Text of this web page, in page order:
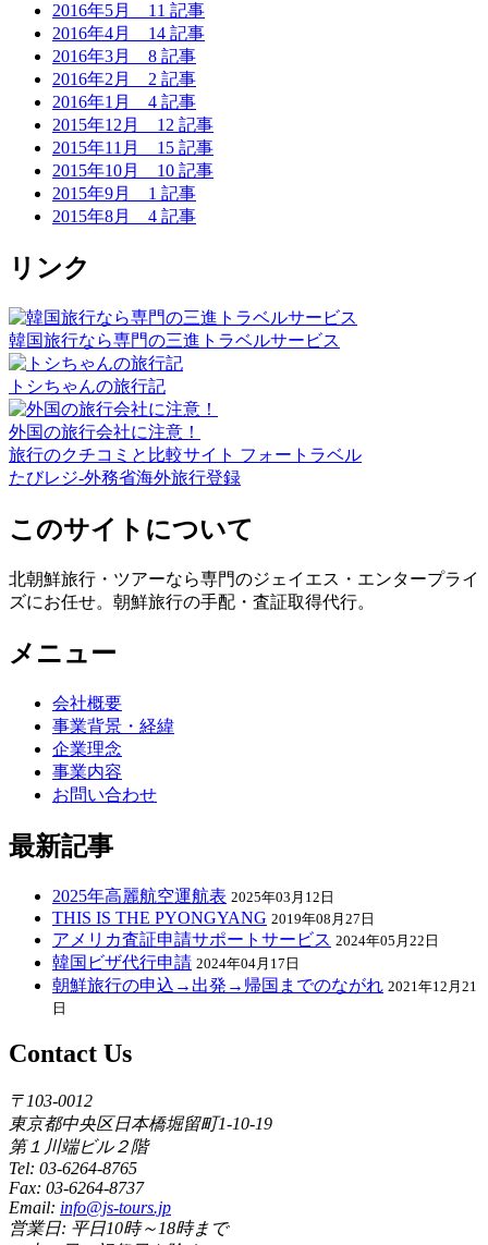
2016年5月 11 記事
2016年4月 14 記事
2016年3月 8 記事
2016年2月 2 記事
2016年1月 4 記事
2015年12月 12 記事
2015年11月 15 記事
2015年10月 10 記事
2015年9月 1 記事
2015年8月 4 記事
リンク
韓国旅行なら専門の三進トラベルサービス
トシちゃんの旅行記
外国の旅行会社に注意！
旅行のクチコミと比較サイト フォートラベル
たびレジ-外務省海外旅行登録
このサイトについて
北朝鮮旅行・ツアーなら専門のジェイエス・エンタープライ
ズにお任せ。朝鮮旅行の手配・査証取得代行。
メニュー
会社概要
事業背景・経緯
企業理念
事業内容
お問い合わせ
最新記事
2025年高麗航空運航表 2025年03月12日
THIS IS THE PYONGYANG 2019年08月27日
アメリカ査証申請サポートサービス 2024年05月22日
韓国ビザ代行申請 2024年04月17日
朝鮮旅行の申込→出発→帰国までのながれ 2021年12月21
日
Contact Us
〒103-0012
東京都中央区日本橋堀留町1-10-19
第１川端ビル２階
Tel: 03-6264-8765
Fax: 03-6264-8737
Email: info@js-tours.jp
営業日: 平日10時～18時まで